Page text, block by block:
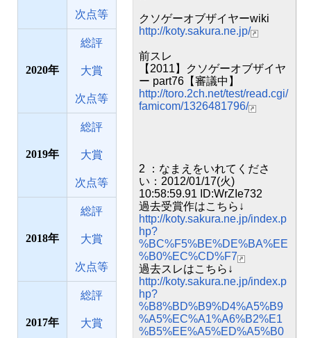
次点等
2020
総評
大賞
次点等
2019
総評
大賞
次点等
2018
総評
大賞
次点等
2017
総評
大賞
クソゲーオブザイヤーwiki
http://koty.sakura.ne.jp/
前スレ
【2011】クソゲーオブザイヤ
ー part76【審議中】
http://toro.2ch.net/test/read.cgi/
famicom/1326481796/
2 ：なまえをいれてくださ
い：2012/01/17(火)
10:58:59.91 ID:WrZIe732
過去受賞作はこちら↓
http://koty.sakura.ne.jp/index.p
hp?
%BC%F5%BE%DE%BA%EE
%B0%EC%CD%F7
過去スレはこちら↓
http://koty.sakura.ne.jp/index.p
hp?
%B8%BD%B9%D4%A5%B9
%A5%EC%A1%A6%B2%E1
%B5%EE%A5%ED%A5%B0